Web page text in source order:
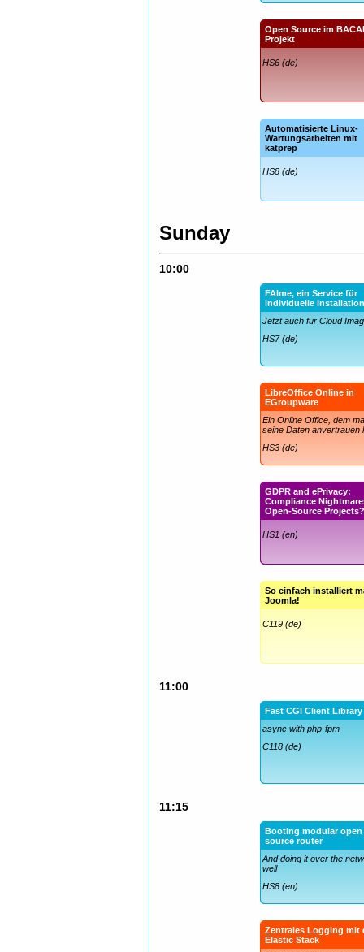
Open Source im
Projekt
HS6 (de)
Automatisierte Linux-
Wartungsarbeiten mit
katprep
HS8 (de)
Sunday
10:00
FAIme, ein Service für
individuelle
Jetzt auch für Cloud
HS7 (de)
LibreOffice Online in
EGroupware
Ein Online Office, dem
seine Daten anvertrauen
HS3 (de)
GDPR and ePrivacy:
Compliance
Open-Source
HS1 (en)
So einfach installiert
Joomla!
C119 (de)
11:00
Fast CGI Client Library
async with php-fpm
C118 (de)
11:15
Booting modular open
source router
And doing it over the
well
HS8 (en)
Zentrales Logging mit
Elastic Stack